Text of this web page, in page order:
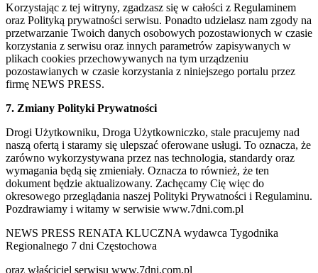
Korzystając z tej witryny, zgadzasz się w całości z Regulaminem
oraz Polityką prywatności serwisu. Ponadto udzielasz nam zgody na
przetwarzanie Twoich danych osobowych pozostawionych w czasie
korzystania z serwisu oraz innych parametrów zapisywanych w
plikach cookies przechowywanych na tym urządzeniu
pozostawianych w czasie korzystania z niniejszego portalu przez
firmę NEWS PRESS.
7. Zmiany Polityki Prywatności
Drogi Użytkowniku, Droga Użytkowniczko, stale pracujemy nad
naszą ofertą i staramy się ulepszać oferowane usługi. To oznacza, że
zarówno wykorzystywana przez nas technologia, standardy oraz
wymagania będą się zmieniały. Oznacza to również, że ten
dokument będzie aktualizowany. Zachęcamy Cię więc do
okresowego przeglądania naszej Polityki Prywatności i Regulaminu.
Pozdrawiamy i witamy w serwisie www.7dni.com.pl
NEWS PRESS RENATA KLUCZNA wydawca Tygodnika
Regionalnego 7 dni Częstochowa
oraz właściciel serwisu www.7dni.com.pl